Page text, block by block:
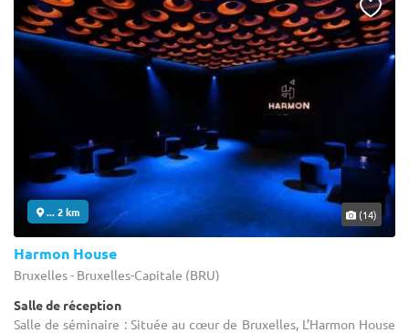
... 2 km (14)
Harmon House
Bruxelles - Bruxelles-Capitale (BRU)
Salle de réception
Salle de séminaire : Située au cœur de Bruxelles, L’Harmon House